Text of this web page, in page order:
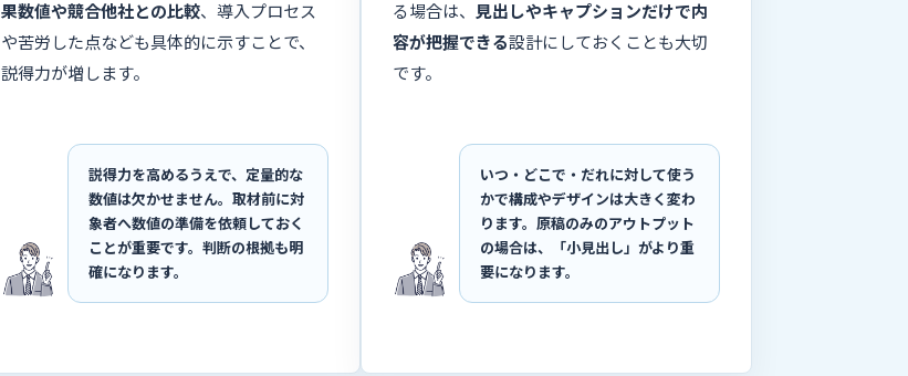
果数値や競合他社との比較、導入プロセス
や苦労した点なども具体的に示すことで、
説得力が増します。
説得力を高めるうえで、定量的な
数値は欠かせません。取材前に対
象者へ数値の準備を依頼しておく
ことが重要です。判断の根拠も明
確になります。
る場合は、
見出しやキャプションだけで内
容が把握できる設計にしておくことも大切
です。
いつ・どこで・だれに対して使う
かで構成やデザインは大きく変わ
ります。原稿のみのアウトプット
の場合は、「小見出し」がより重
要になります。